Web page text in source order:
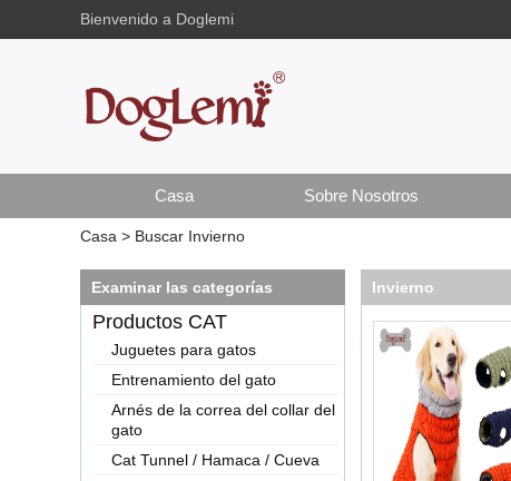
Bienvenido a Doglemi
Casa Sobre Nosotros
Casa > Buscar Invierno
Examinar las categorías
Productos CAT
Juguetes para gatos
Entrenamiento del gato
Arnés de la correa del collar del
gato
Cat Tunnel / Hamaca / Cueva
Invierno